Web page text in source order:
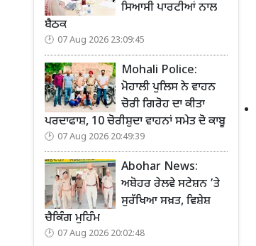
ਸਿਆਸੀ ਪਾਰਟੀਆਂ ਨਾਲ
ਬੈਠਕ
07 Aug 2026 23:09:45
Mohali Police:
ਮੋਹਾਲੀ ਪੁਲਿਸ ਨੇ ਵਾਹਨ
ਚੋਰੀ ਗਿਰੋਹ ਦਾ ਕੀਤਾ
ਪਰਦਾਫਾਸ਼, 10 ਚੋਰੀਸ਼ੁਦਾ ਵਾਹਨਾਂ ਸਮੇਤ ਦੋ ਕਾਬੂ
07 Aug 2026 20:49:39
Abohar News:
ਅਬੋਹਰ ਰੇਲਵੇ ਸਟੇਸ਼ਨ ’ਤੇ
ਸੁਰੱਖਿਆ ਸਖ਼ਤ, ਵਿਸ਼ੇਸ਼
ਚੈਕਿੰਗ ਮੁਹਿੰਮ
07 Aug 2026 20:02:48